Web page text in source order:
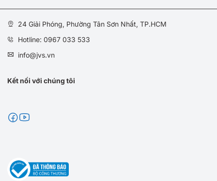
24 Giải Phóng, Phường Tân Sơn Nhất, TP.HCM
Hotline: 0967 033 533
info@jvs.vn
Kết nối với chúng tôi